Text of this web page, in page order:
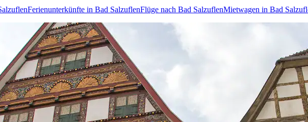
Ferienunterkünfte in Bad SalzuflenFlüge nach Bad SalzuflenMietwagen in Bad